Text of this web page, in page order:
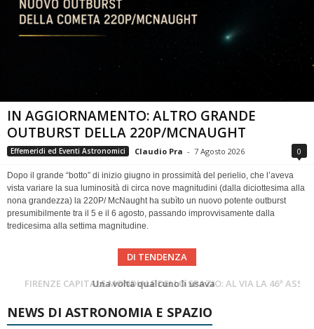
IN AGGIORNAMENTO: ALTRO GRANDE
OUTBURST DELLA 220P/MCNAUGHT
Effemeridi ed Eventi Astronomici Claudio Pra - 7 Agosto 2026 0
Dopo il grande “botto” di inizio giugno in prossimità del perielio, che l’aveva
vista variare la sua luminosità di circa nove magnitudini (dalla diciottesima alla
nona grandezza) la 220P/ McNaught ha subìto un nuovo potente outburst
presumibilmente tra il 5 e il 6 agosto, passando improvvisamente dalla
tredicesima alla settima magnitudine.
DI TENDENZA
FIRENZE CAPITALE MONDIALE DELLO SPAZIO: AL VIA LA 46ª ASSEMBLEA SCIENTIFICA DEL COSPAR
Cielo del Mese di Agosto 2026
NEWS DI ASTRONOMIA E SPAZIO